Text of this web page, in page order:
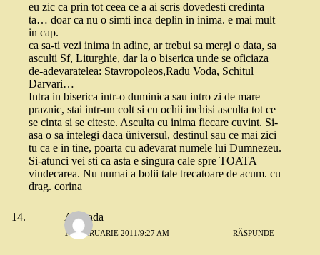
eu zic ca prin tot ceea ce a ai scris dovedesti credinta
ta… doar ca nu o simti inca deplin in inima. e mai mult
in cap.
ca sa-ti vezi inima in adinc, ar trebui sa mergi o data, sa
asculti Sf, Liturghie, dar la o biserica unde se oficiaza
de-adevaratelea: Stavropoleos,Radu Voda, Schitul
Darvari…
Intra in biserica intr-o duminica sau intro zi de mare
praznic, stai intr-un colt si cu ochii inchisi asculta tot ce
se cinta si se citeste. Asculta cu inima fiecare cuvint. Si-
asa o sa intelegi daca üniversul, destinul sau ce mai zici
tu ca e in tine, poarta cu adevarat numele lui Dumnezeu.
Si-atunci vei sti ca asta e singura cale spre TOATA
vindecarea. Nu numai a bolii tale trecatoare de acum. cu
drag. corina
Andrada
17 FEBRUARIE 2011/9:27 AM RĂSPUNDE